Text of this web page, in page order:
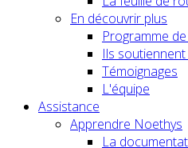
En découvrir plus
Programme
Ils
Témoignages
L'équipe
Assistance
Apprendre Noethys
La